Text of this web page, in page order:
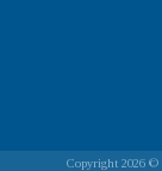
Copyright 2026 ©